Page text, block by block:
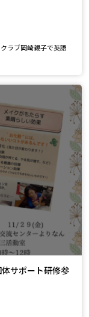
ラブ岡崎親子で英語
サポート研修参